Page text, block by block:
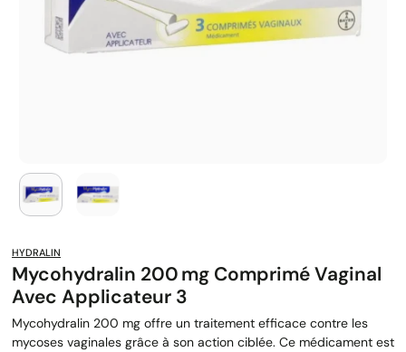
HYDRALIN
Mycohydralin 200 Mg Comprimé Vaginal
Avec Applicateur 3
Mycohydralin 200 mg offre un traitement efficace contre les
mycoses vaginales grâce à son action ciblée. Ce médicament est